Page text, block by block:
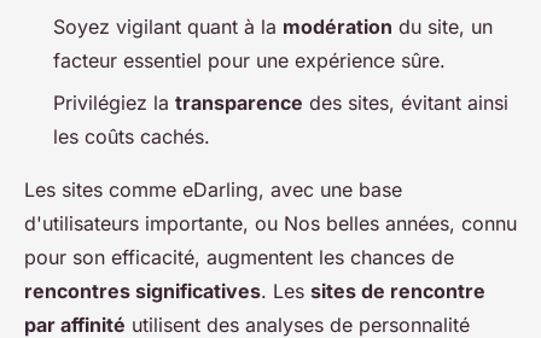
Soyez vigilant quant à la modération du site, un
facteur essentiel pour une expérience sûre.
Privilégiez la transparence des sites, évitant ainsi
les coûts cachés.
Les sites comme eDarling, avec une base
d'utilisateurs importante, ou Nos belles années, connu
pour son efficacité, augmentent les chances de
rencontres significatives. Les sites de rencontre
par affinité utilisent des analyses de personnalité